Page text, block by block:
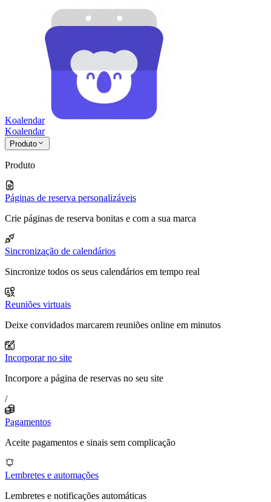
Koalendar
Koalendar
Produto
Produto
Páginas de reserva personalizáveis
Crie páginas de reserva bonitas e com a sua marca
Sincronização de calendários
Sincronize todos os seus calendários em tempo real
Reuniões virtuais
Deixe convidados marcarem reuniões online em minutos
Incorporar no site
Incorpore a página de reservas no seu site
/
Pagamentos
Aceite pagamentos e sinais sem complicação
Lembretes e automações
Lembretes e notificações automáticas